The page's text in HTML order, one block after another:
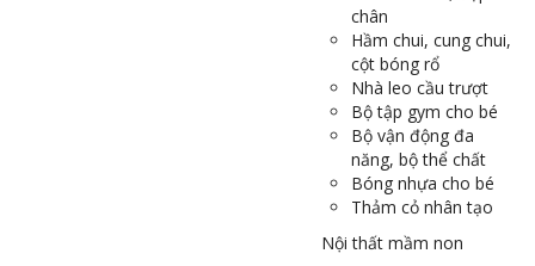
chân
Hầm chui, cung chui,
cột bóng rổ
Nhà leo cầu trượt
Bộ tập gym cho bé
Bộ vận động đa
năng, bộ thể chất
Bóng nhựa cho bé
Thảm cỏ nhân tạo
Nội thất mầm non